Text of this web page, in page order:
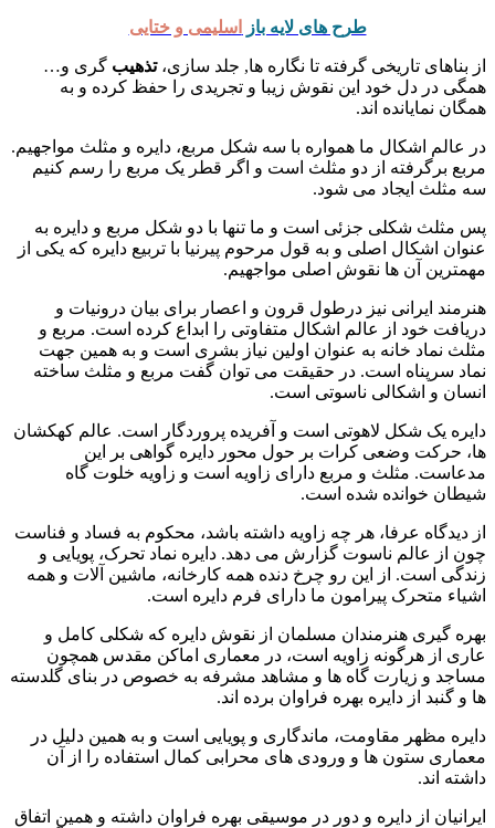
طرح های لایه باز اسلیمی و ختایی
از بناهای تاریخی گرفته تا نگاره ها, جلد سازی،تذهیب گری و…
همگی در دل خود این نقوش زیبا و تجریدی را حفظ کرده و به
همگان نمایانده اند.
در عالم اشکال ما همواره با سه شکل مربع، دایره و مثلث مواجهیم.
مربع برگرفته از دو مثلث است و اگر قطر یک مربع را رسم کنیم
سه مثلث ایجاد می شود.
پس مثلث شکلی جزئی است و ما تنها با دو شکل مربع و دایره به
عنوان اشکال اصلی و به قول مرحوم پیرنیا با تربیع دایره که یکی از
مهمترین آن ها نقوش اصلی مواجهیم.
هنرمند ایرانی نیز درطول قرون و اعصار برای بیان درونیات و
دریافت خود از عالم اشکال متفاوتی را ابداع کرده است. مربع و
مثلث نماد خانه به عنوان اولین نیاز بشری است و به همین جهت
نماد سرپناه است. در حقیقت می توان گفت مربع و مثلث ساخته
انسان و اشکالی ناسوتی است.
دایره یک شکل لاهوتی است و آفریده پروردگار است. عالم کهکشان
ها، حرکت وضعی کرات بر حول محور دایره گواهی بر این
مدعاست. مثلث و مربع دارای زاویه است و زاویه خلوت گاه
شیطان خوانده شده است.
از دیدگاه عرفا، هر چه زاویه داشته باشد، محکوم به فساد و فناست
چون از عالم ناسوت گزارش می دهد. دایره نماد تحرک، پویایی و
زندگی است. از این رو چرخ دنده همه کارخانه، ماشین آلات و همه
اشیاء متحرک پیرامون ما دارای فرم دایره است.
بهره گیری هنرمندان مسلمان از نقوش دایره که شکلی کامل و
عاری از هرگونه زاویه است، در معماری اماکن مقدس همچون
مساجد و زیارت گاه ها و مشاهد مشرفه به خصوص در بنای گلدسته
ها و گنبد از دایره بهره فراوان برده اند.
دایره مظهر مقاومت، ماندگاری و پویایی است و به همین دلیل در
معماری ستون ها و ورودی های محرابی کمال استفاده را از آن
داشته اند.
ایرانیان از دایره و دور در موسیقی بهره فراوان داشته و همین اتفاق